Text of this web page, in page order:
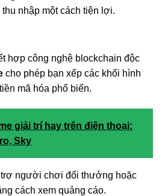
nhập một cách tiện lợi.
hợp công nghệ blockchain độc
cho phép bạn xếp các khối hình
mã hóa phổ biến.
giải trí hay trên điện thoại:
Sky
trợ người chơi đổi thưởng hoặc
cách xem quảng cáo.